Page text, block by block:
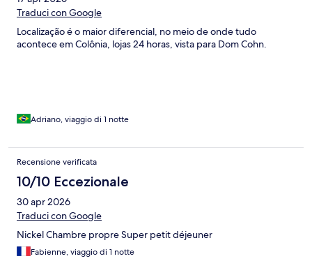
Traduci con Google
Localização é o maior diferencial, no meio de onde tudo
acontece em Colônia, lojas 24 horas, vista para Dom Cohn.
Adriano, viaggio di 1 notte
Recensione verificata
10/10 Eccezionale
30 apr 2026
Traduci con Google
Nickel Chambre propre Super petit déjeuner
Fabienne, viaggio di 1 notte